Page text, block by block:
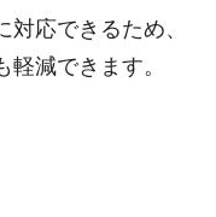
応できるため、
減できます。